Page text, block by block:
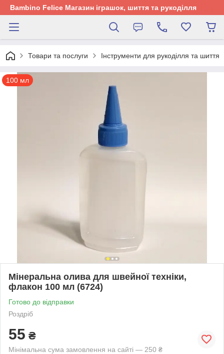
Bambino Felice Магазин іграшок, шиття та рукоділля
Товари та послуги Інструменти для рукоділля та шиття
100 мл
Мінеральна олива для швейної техніки,
флакон 100 мл (6724)
Готово до відправки
Роздріб
55 ₴
Мінімальна сума замовлення на сайті — 250 ₴